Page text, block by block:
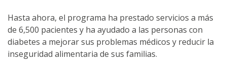
Hasta ahora, el programa ha prestado servicios a más
de 6,500 pacientes y ha ayudado a las personas con
diabetes a mejorar sus problemas médicos y reducir la
inseguridad alimentaria de sus familias.